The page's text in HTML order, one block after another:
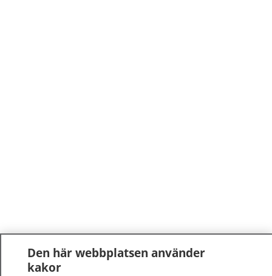
Den här webbplatsen använder
kakor